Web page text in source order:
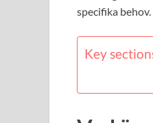
specifika behov.
Key